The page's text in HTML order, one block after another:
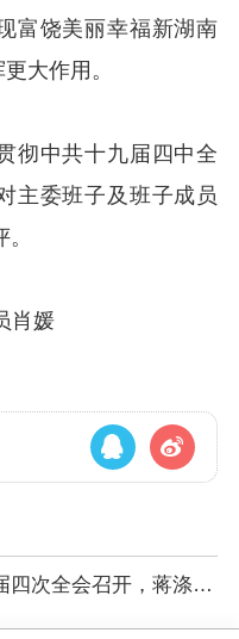
富饶美丽幸福新湖南
大作用。
中共十九届四中全
主委班子及班子成员
肖媛
四次全会召开，蒋涤非